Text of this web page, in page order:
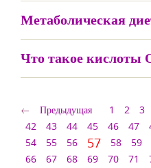
Метаболическая
Что такое кислоты
Предыдущая 1 2 3
42
43 44 45 46 47
54
55 56 57 58 59
66
67 68 69 70 71